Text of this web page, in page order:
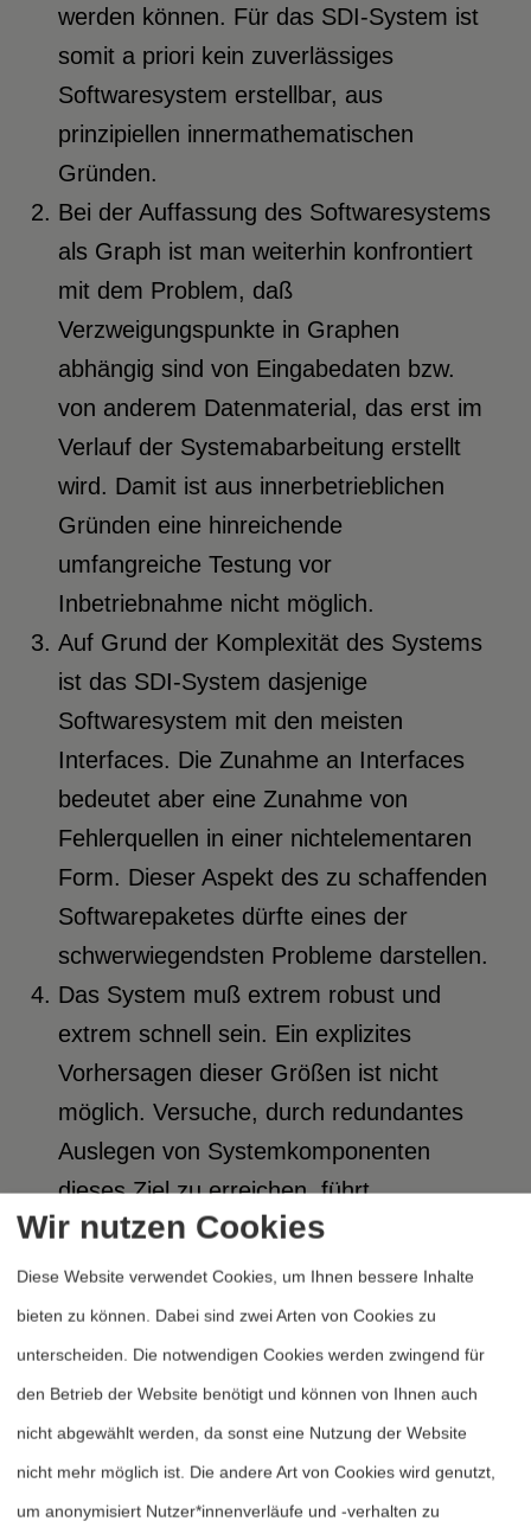
werden können. Für das SDI-System ist
somit a priori kein zuverlässiges
Softwaresystem erstellbar, aus
prinzipiellen innermathematischen
Gründen.
Bei der Auffassung des Softwaresystems
als Graph ist man weiterhin konfrontiert
mit dem Problem, daß
Verzweigungspunkte in Graphen
abhängig sind von Eingabedaten bzw.
von anderem Datenmaterial, das erst im
Verlauf der Systemabarbeitung erstellt
wird. Damit ist aus innerbetrieblichen
Gründen eine hinreichende
umfangreiche Testung vor
Inbetriebnahme nicht möglich.
Auf Grund der Komplexität des Systems
ist das SDI-System dasjenige
Softwaresystem mit den meisten
Interfaces. Die Zunahme an Interfaces
bedeutet aber eine Zunahme von
Fehlerquellen in einer nichtelementaren
Form. Dieser Aspekt des zu schaffenden
Softwarepaketes dürfte eines der
schwerwiegendsten Probleme darstellen.
Das System muß extrem robust und
extrem schnell sein. Ein explizites
Vorhersagen dieser Größen ist nicht
möglich. Versuche, durch redundantes
Auslegen von Systemkomponenten
dieses Ziel zu erreichen, führt
zusätzliche Graphenteile ein und wirkt
somit ebenfalls in Richtung versteckter
Fehler und in Richtung einer
Arbeitsgeschwindigkeitsreduktion, da
zusätzliche innere Testungen
vorgenommen werden müssen. Die
Robustheit meint, daß äußere Einflüsse,
außer denen der Sensoren und eigenen
Wir nutzen Cookies
Diese Website verwendet Cookies, um Ihnen bessere Inhalte
bieten zu können. Dabei sind zwei Arten von Cookies zu
unterscheiden. Die notwendigen Cookies werden zwingend für
den Betrieb der Website benötigt und können von Ihnen auch
nicht abgewählt werden, da sonst eine Nutzung der Website
nicht mehr möglich ist. Die andere Art von Cookies wird genutzt,
um anonymisiert Nutzer*innenverläufe und -verhalten zu